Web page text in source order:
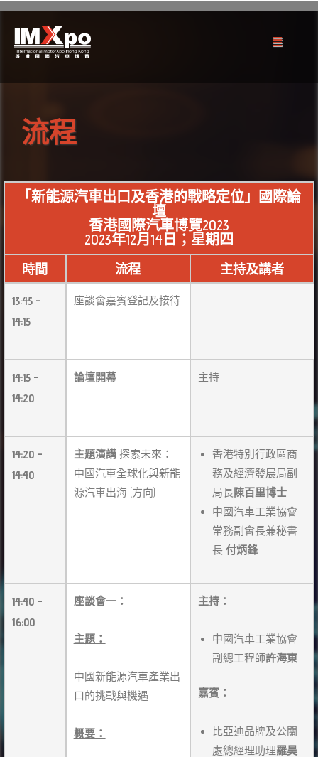
流程
「新能源汽車出口及香港的戰略定位」國際論
壇
香港國際汽車博覽2023
2023年12月14日；星期四
時間 流程 主持及講者
13:45 –
14:15
座談會嘉賓登記及接待
14:15 –
14:20
論壇開幕 主持
14:20 –
14:40
主題演講探索未來：
中國汽車全球化與新能
源汽車出海 (方向)
香港特別行政區商
務及經濟發展局副
局長陳百里博士
中國汽車工業協會
常務副會長兼秘書
長 付炳鋒
14:40 –
16:00
座談會一：
主題：
中國新能源汽車產業出
口的挑戰與機遇
概要：
主持：
中國汽車工業協會
副總工程師許海東
嘉賓：
比亞迪品牌及公關
處總經理助理羅昊